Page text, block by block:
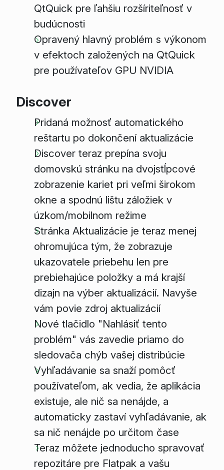
QtQuick pre ľahšiu rozšíriteľnosť v
budúcnosti
Opravený hlavný problém s výkonom
v efektoch založených na QtQuick
pre používateľov GPU NVIDIA
Discover
Pridaná možnosť automatického
reštartu po dokončení aktualizácie
Discover teraz prepína svoju
domovskú stránku na dvojstĺpcové
zobrazenie kariet pri veľmi širokom
okne a spodnú lištu záložiek v
úzkom/mobilnom režime
Stránka Aktualizácie je teraz menej
ohromujúca tým, že zobrazuje
ukazovatele priebehu len pre
prebiehajúce položky a má krajší
dizajn na výber aktualizácií. Navyše
vám povie zdroj aktualizácií
Nové tlačidlo "Nahlásiť tento
problém" vás zavedie priamo do
sledovača chýb vašej distribúcie
Vyhľadávanie sa snaží pomôcť
používateľom, ak vedia, že aplikácia
existuje, ale nič sa nenájde, a
automaticky zastaví vyhľadávanie, ak
sa nič nenájde po určitom čase
Teraz môžete jednoducho spravovať
repozitáre pre Flatpak a vašu